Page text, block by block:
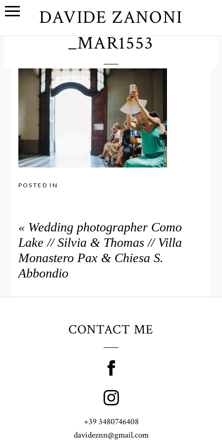
DAVIDE ZANONI
_MAR1553
POSTED IN
« Wedding photographer Como
Lake // Silvia & Thomas // Villa
Monastero Pax & Chiesa S.
Abbondio
CONTACT ME
+39 3480746408
davideznn@gmail.com